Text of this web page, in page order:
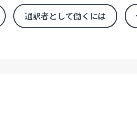
通訳者として働くには